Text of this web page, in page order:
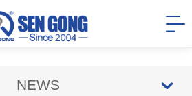
NEWS